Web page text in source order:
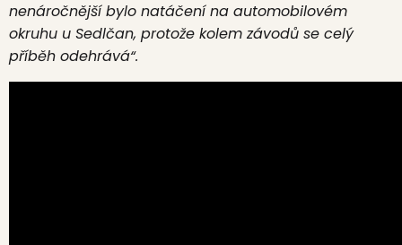
nenáročnější bylo natáčení na automobilovém
okruhu u Sedlčan, protože kolem závodů se celý
příběh odehrává“.